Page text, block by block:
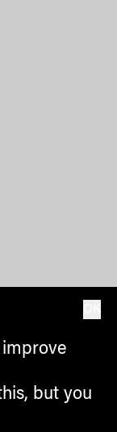
improve
but you